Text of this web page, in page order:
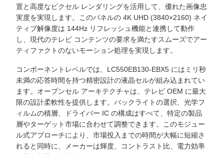
置と高度なピクセル レンダリングを活用して、優れた画像忠
実度を実現します。このパネルの 4K UHD (3840×2160) ネイ
ティブ解像度は 144Hz リフレッシュ機能と連携して動作
し、現代のテレビ コンテンツの要求を満たすスムーズでアー
ティファクトのないモーション処理を実現します。
コンポーネントレベルでは、LC550EB130-EBX5 にはミリ秒
未満の応答時間を持つ精密設計の液晶セルが組み込まれてい
ます。オープンセル アーキテクチャは、テレビ OEM に最大
限の設計柔軟性を提供します。バックライトの選択、光学フ
ィルムの積層、ドライバー IC の構成はすべて、特定の製品
層やターゲット市場に合わせて調整できます。このモジュー
ル式アプローチにより、市場投入までの時間が大幅に短縮さ
れると同時に、メーカーは輝度、コントラスト比、電力効率